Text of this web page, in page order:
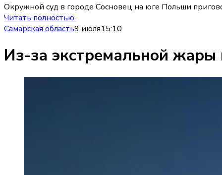
Окружной суд в городе Сосновец на юге Польши
Читать полностью
Самарская область9 июля15:10
Из-за экстремальной жары